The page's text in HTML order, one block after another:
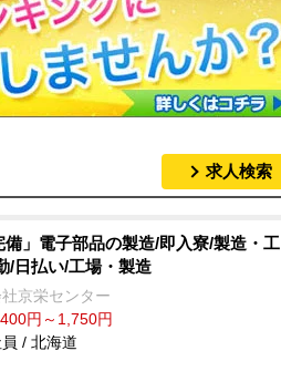
求人検索
備」電子部品の製造/即入寮/製造・工
/日払い/工場・製造
京栄センター
円～1,750円
/ 北海道